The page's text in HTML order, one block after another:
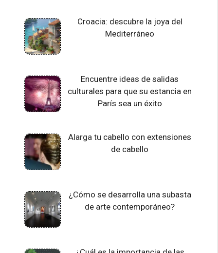
Croacia: descubre la joya del
Mediterráneo
Encuentre ideas de salidas
culturales para que su estancia en
París sea un éxito
Alarga tu cabello con extensiones
de cabello
¿Cómo se desarrolla una subasta
de arte contemporáneo?